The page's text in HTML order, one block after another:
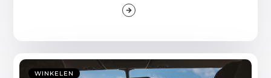
WINKELEN